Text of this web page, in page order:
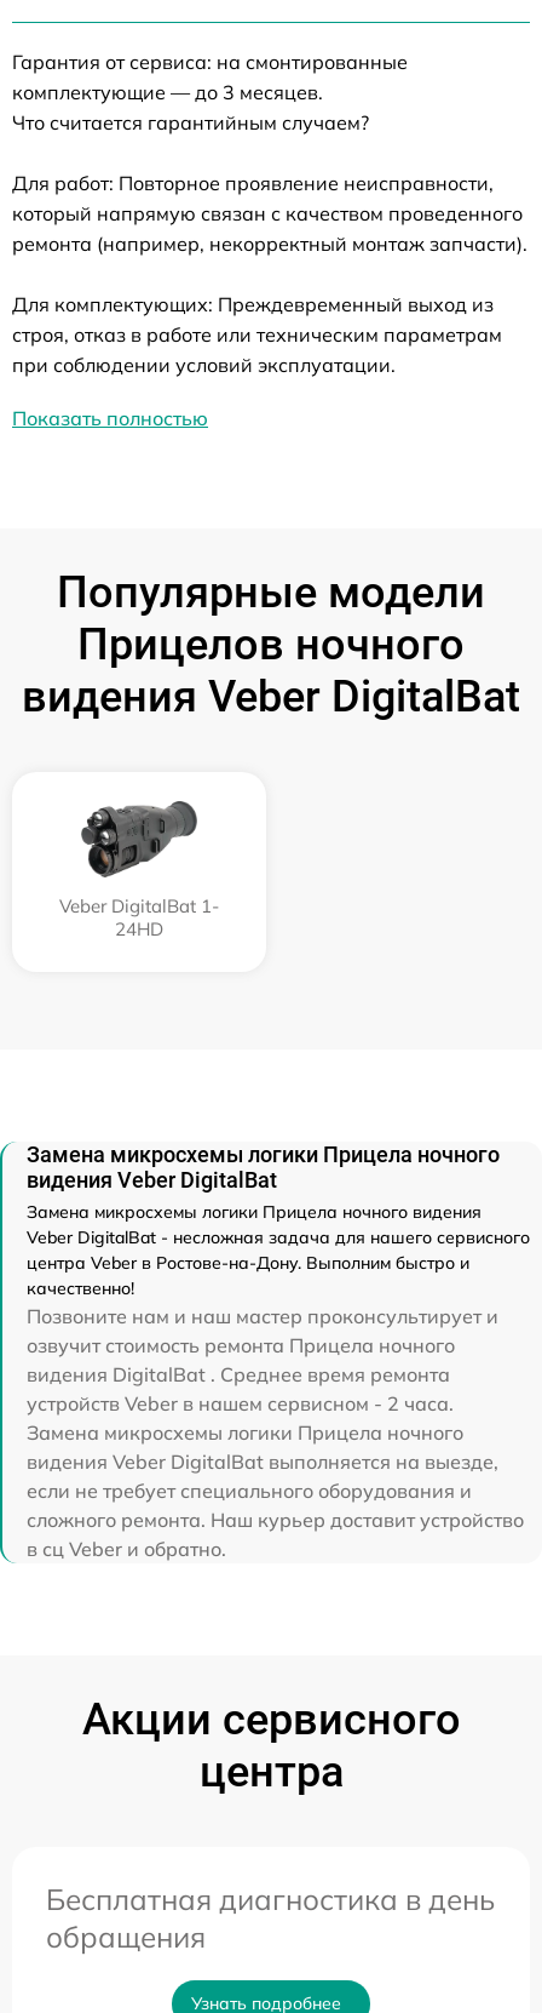
Гарантия от сервиса: на смонтированные
комплектующие — до 3 месяцев.
Что считается гарантийным случаем?
Для работ: Повторное проявление неисправности,
который напрямую связан с качеством проведенного
ремонта (например, некорректный монтаж запчасти).
Для комплектующих: Преждевременный выход из
строя, отказ в работе или техническим параметрам
при соблюдении условий эксплуатации.
Показать полностью
Популярные модели
Прицелов ночного
видения Veber DigitalBat
Veber DigitalBat 1-
24HD
Замена микросхемы логики Прицела ночного
видения Veber DigitalBat
Замена микросхемы логики Прицела ночного видения
Veber DigitalBat - несложная задача для нашего сервисного
центра Veber в Ростове-на-Дону. Выполним быстро и
качественно!
Позвоните нам и наш мастер проконсультирует и
озвучит стоимость ремонта Прицела ночного
видения DigitalBat . Среднее время ремонта
устройств Veber в нашем сервисном - 2 часа.
Замена микросхемы логики Прицела ночного
видения Veber DigitalBat выполняется на выезде,
если не требует специального оборудования и
сложного ремонта. Наш курьер доставит устройство
в сц Veber и обратно.
Акции сервисного
центра
Бесплатная диагностика в день
обращения
Узнать подробнее